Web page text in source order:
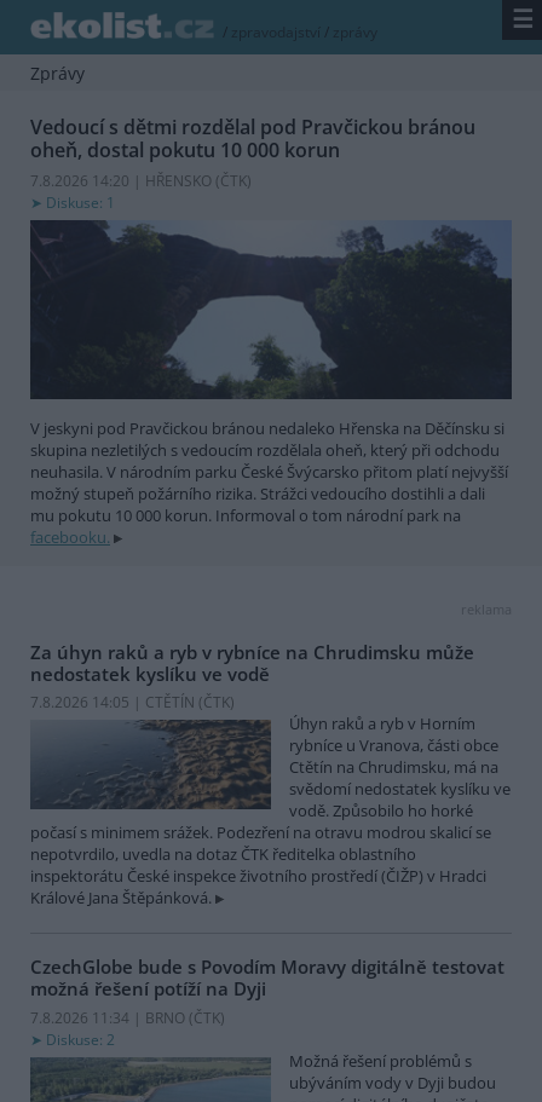
/ zpravodajství / zprávy ☰
Zprávy
Vedoucí s dětmi rozdělal pod Pravčickou bránou
oheň, dostal pokutu 10 000 korun
7.8.2026 14:20 | HŘENSKO (ČTK)
Diskuse: 1
V jeskyni pod Pravčickou bránou nedaleko Hřenska na Děčínsku si
skupina nezletilých s vedoucím rozdělala oheň, který při odchodu
neuhasila. V národním parku České Švýcarsko přitom platí nejvyšší
možný stupeň požárního rizika. Strážci vedoucího dostihli a dali
mu pokutu 10 000 korun. Informoval o tom národní park na
facebooku.
reklama
Za úhyn raků a ryb v rybníce na Chrudimsku může
nedostatek kyslíku ve vodě
7.8.2026 14:05 | CTĚTÍN (ČTK)
Úhyn raků a ryb v Horním
rybníce u Vranova, části obce
Ctětín na Chrudimsku, má na
svědomí nedostatek kyslíku ve
vodě. Způsobilo ho horké
počasí s minimem srážek. Podezření na otravu modrou skalicí se
nepotvrdilo, uvedla na dotaz ČTK ředitelka oblastního
inspektorátu České inspekce životního prostředí (ČIŽP) v Hradci
Králové Jana Štěpánková.
CzechGlobe bude s Povodím Moravy digitálně testovat
možná řešení potíží na Dyji
7.8.2026 11:34 | BRNO (ČTK)
Diskuse: 2
Možná řešení problémů s
ubýváním vody v Dyji budou